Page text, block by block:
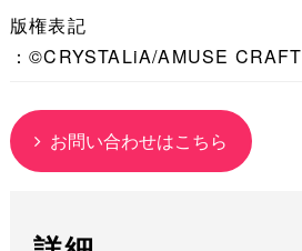
版権表記
：©CRYSTALiA/AMUSE CRAFT
お問い合わせはこちら